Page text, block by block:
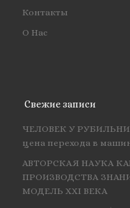
Контакты
О Нас
Свежие записи
ЧЕЛОВЕК У
цена перехода в
АВТОРСКАЯ НАУКА
ПРОИЗВОДСТВА
МОДЕЛЬ XXI ВЕКА